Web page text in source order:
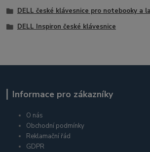
DELL české klávesnice pro notebooky a
DELL Inspiron české klávesnice
Informace pro zákazníky
O nás
Obchodní podmínky
Reklamační řád
GDPR